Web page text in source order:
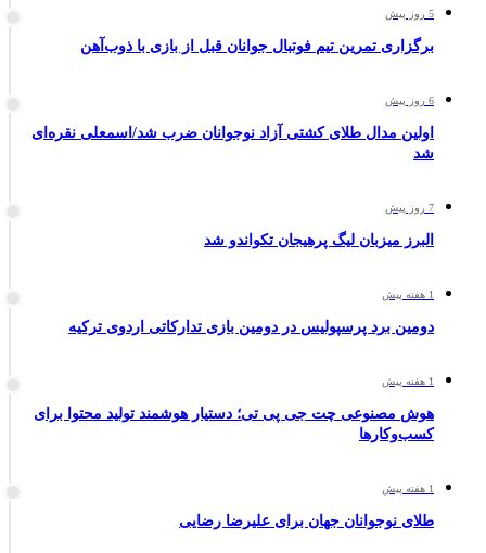
5 روز پیش
برگزاری تمرین تیم فوتبال جوانان قبل از بازی با ذوب‌آهن
6 روز پیش
اولین مدال طلای کشتی آزاد نوجوانان ضرب شد/اسمعلی نقره‌ای
شد
7 روز پیش
البرز میزبان لیگ پرهیجان تکواندو شد
1 هفته پیش
دومین برد پرسپولیس در دومین بازی تدارکاتی اردوی ترکیه
1 هفته پیش
هوش مصنوعی چت جی پی تی؛ دستیار هوشمند تولید محتوا برای
کسب‌وکارها
1 هفته پیش
طلای نوجوانان جهان برای علیرضا رضایی